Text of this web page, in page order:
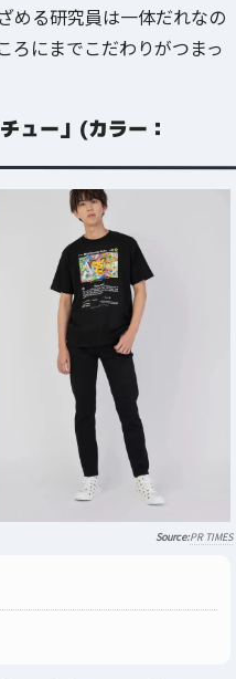
める研究員は一体だれなの
ろにまでこだわりがつまっ
ュー」(カラー：
PR TIMES